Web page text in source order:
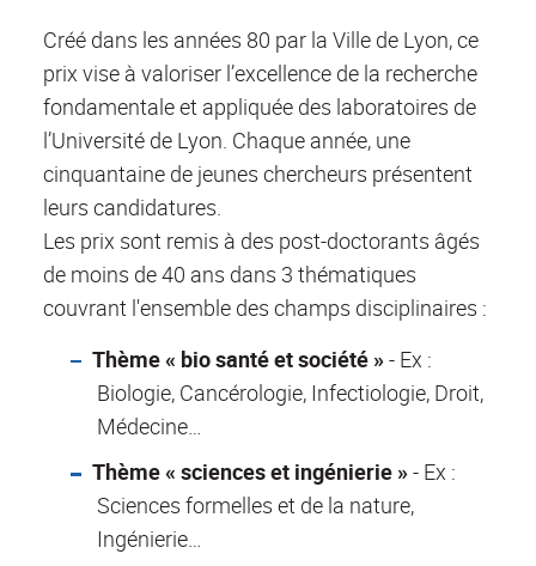
Créé dans les années 80 par la Ville de Lyon, ce
prix vise à valoriser l’excellence de la recherche
fondamentale et appliquée des laboratoires de
l’Université de Lyon. Chaque année, une
cinquantaine de jeunes chercheurs présentent
leurs candidatures.
Les prix sont remis à des post-doctorants âgés
de moins de 40 ans dans 3 thématiques
couvrant l'ensemble des champs disciplinaires :
Thème « bio santé et société »- Ex :
Biologie, Cancérologie, Infectiologie, Droit,
Médecine…
Thème « sciences et ingénierie »- Ex :
Sciences formelles et de la nature,
Ingénierie…